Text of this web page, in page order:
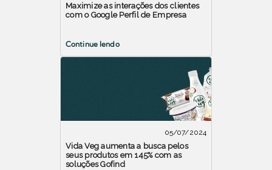
Maximize as interações dos clientes
com o Google Perfil de Empresa
Continue lendo
05/07/2024
Vida Veg aumenta a busca pelos
seus produtos em 145% com as
soluções Gofind